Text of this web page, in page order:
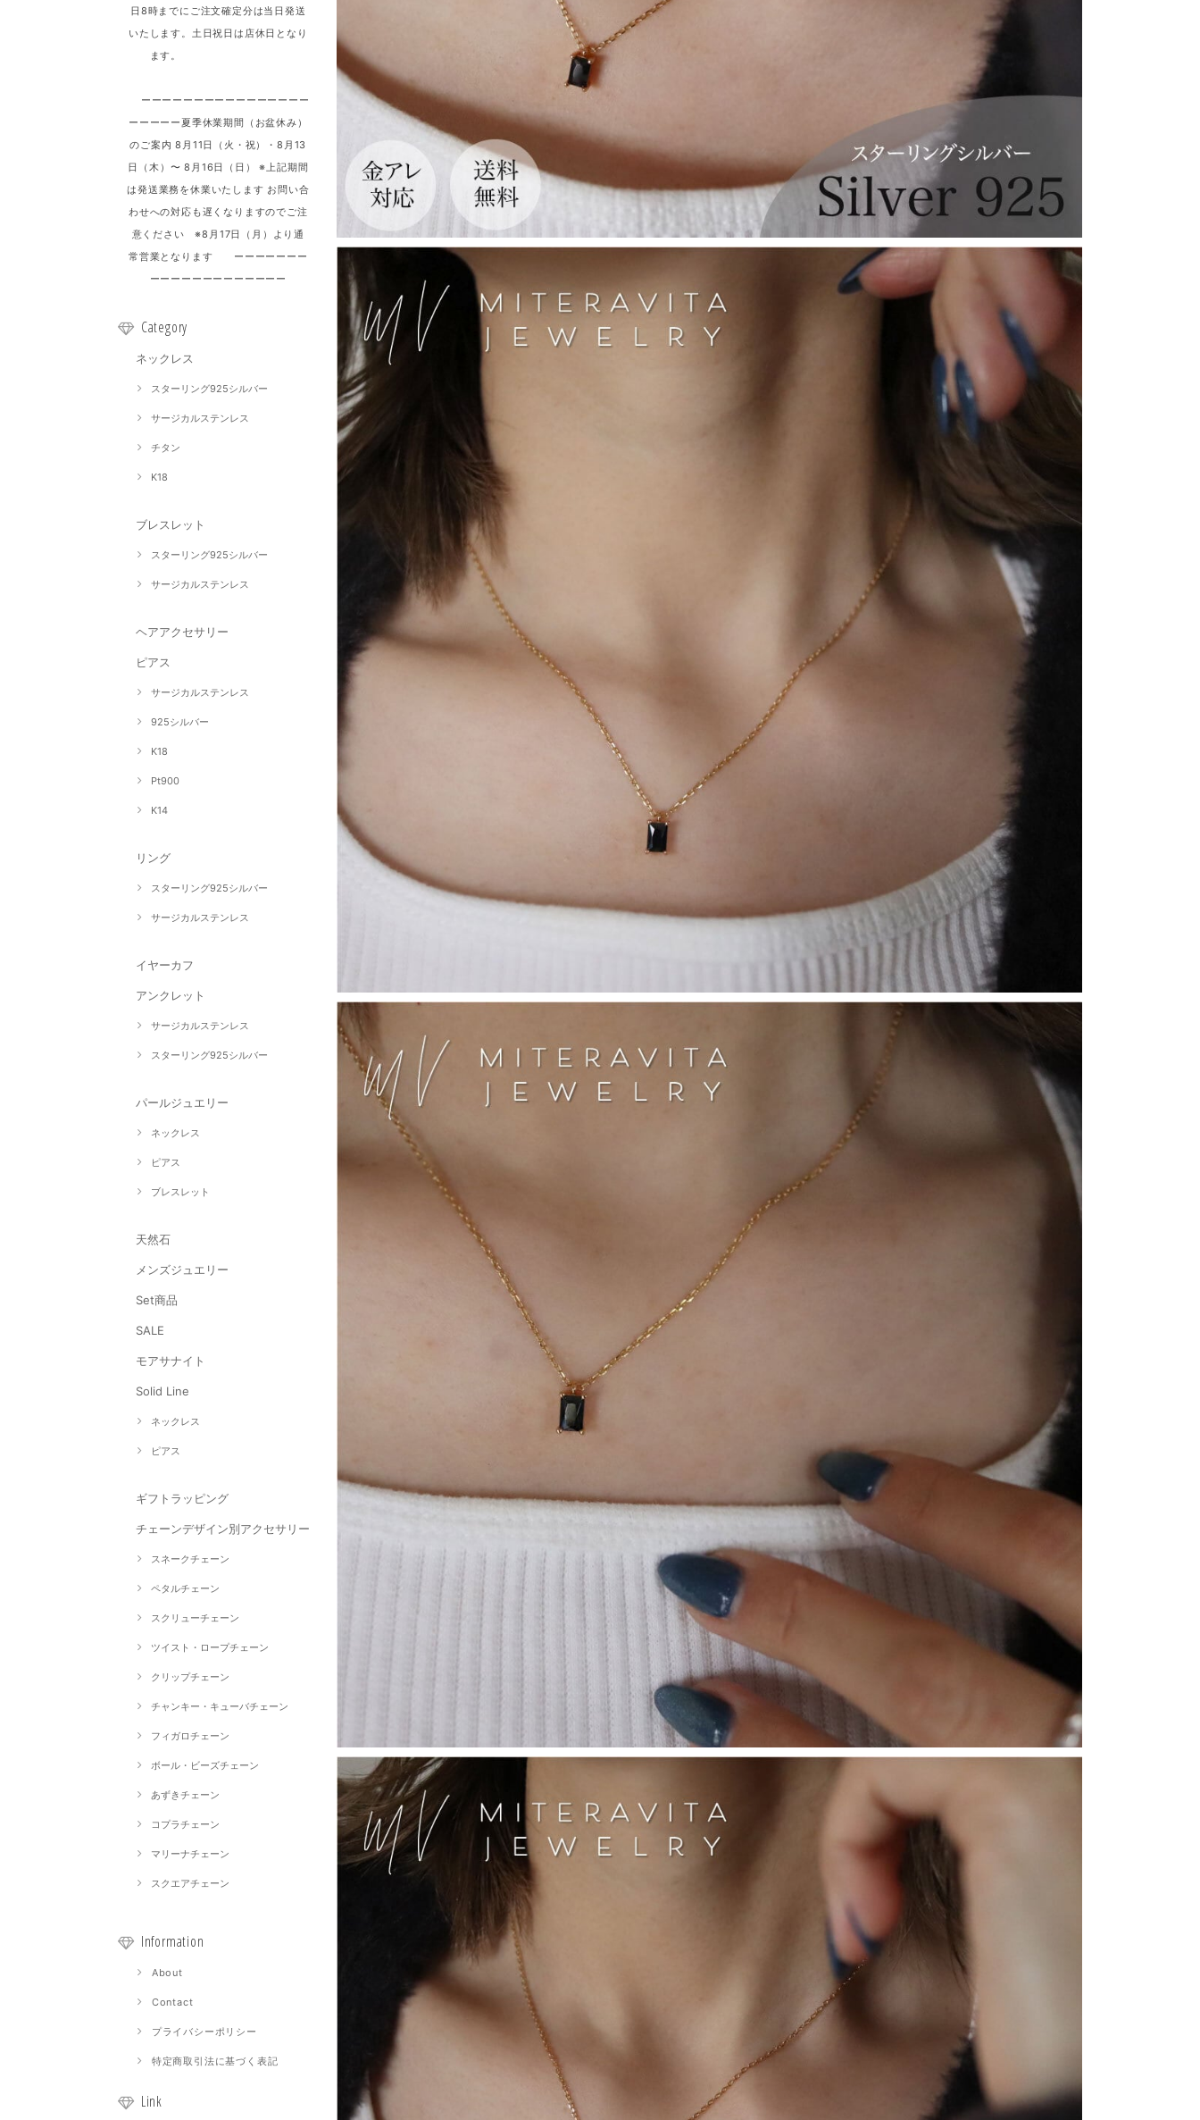
日8時までにご注文確定分は当日発送
いたします。土日祝日は店休日となり
ます。
ーーーーーーーーーーーーーーーー
ーーーーー夏季休業期間（お盆休み）
のご案内 8月11日（火・祝）・8月13
日（木）〜 8月16日（日） ※上記期間
は発送業務を休業いたします お問い合
わせへの対応も遅くなりますのでご注
意ください ※8月17日（月）より通
常営業となります ーーーーーーー
ーーーーーーーーーーーーー
Category
ネックレス
スターリング925シルバー
サージカルステンレス
チタン
K18
ブレスレット
スターリング925シルバー
サージカルステンレス
ヘアアクセサリー
ピアス
サージカルステンレス
925シルバー
K18
Pt900
K14
リング
スターリング925シルバー
サージカルステンレス
イヤーカフ
アンクレット
サージカルステンレス
スターリング925シルバー
パールジュエリー
ネックレス
ピアス
ブレスレット
天然石
メンズジュエリー
Set商品
SALE
モアサナイト
Solid Line
ネックレス
ピアス
ギフトラッピング
チェーンデザイン別アクセサリー
スネークチェーン
ペタルチェーン
スクリューチェーン
ツイスト・ロープチェーン
クリップチェーン
チャンキー・キューバチェーン
フィガロチェーン
ボール・ビーズチェーン
あずきチェーン
コプラチェーン
マリーナチェーン
スクエアチェーン
Information
About
Contact
プライバシーポリシー
特定商取引法に基づく表記
Link